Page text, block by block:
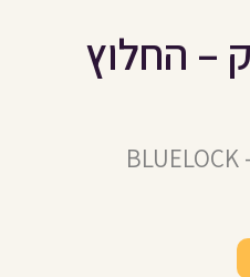
– החלוץ
BLUELOCK